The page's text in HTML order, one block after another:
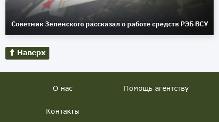
Советник Зеленского рассказал о работе средств РЭБ ВСУ
Наверх
О нас Помощь агентству
Контакты